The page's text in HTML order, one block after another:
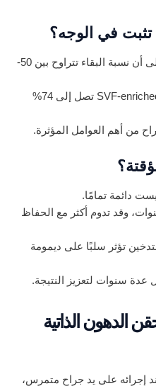
تثبت في الوجه؟
تشير الدراسات السريرية إلى أن نسبة البقاء تتراوح بين 50-
بعض التقنيات مثل SVF-enriched grafts تصل إلى 74%
من أهم العوامل المؤثرة.
دائمة تمامًا.
عادة من 3 إلى 7 سنوات، وقد تدوم أكثر مع الحفاظ
تؤثر سلبًا على ديمومة
عدة سنوات لتعزيز النتيجة.
الدهون الذاتية
إجرائه على يد جراح متمرس،